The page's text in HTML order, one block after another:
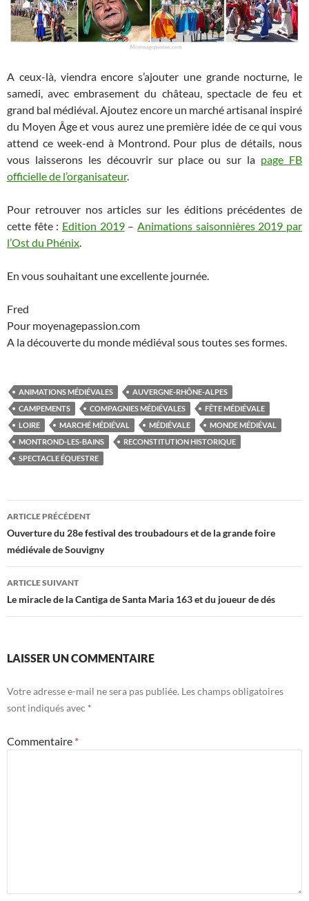
A ceux-là, viendra encore s’ajouter une grande nocturne, le
samedi, avec embrasement du château, spectacle de feu et
grand bal médiéval. Ajoutez encore un marché artisanal inspiré
du Moyen Âge et vous aurez une première idée de ce qui vous
attend ce week-end à Montrond. Pour plus de détails, nous
vous laisserons les découvrir sur place ou sur la page FB
officielle de l’organisateur.
Pour retrouver nos articles sur les éditions précédentes de
cette fête : Edition 2019–Animations saisonnières 2019 par
l’Ost du Phénix.
En vous souhaitant une excellente journée.
Fred
Pour moyenagepassion.com
A la découverte du monde médiéval sous toutes ses formes.
ANIMATIONS MÉDIÉVALES
AUVERGNE-RHÔNE-ALPES
CAMPEMENTS
COMPAGNIES MÉDIÉVALES
FÊTE MÉDIÉVALE
LOIRE
MARCHÉ MÉDIÉVAL MÉDIÉVALE
MONDE MÉDIÉVAL
MONTROND-LES-BAINS
RECONSTITUTION HISTORIQUE
SPECTACLE ÉQUESTRE
Navigation
des
articles
ARTICLE PRÉCÉDENT
Ouverture du 28e festival des troubadours et de la grande foire
médiévale de Souvigny
ARTICLE SUIVANT
Le miracle de la Cantiga de Santa Maria 163 et du joueur de dés
LAISSER UN COMMENTAIRE
Votre adresse e-mail ne sera pas publiée. Les champs obligatoires
sont indiqués avec *
Commentaire *